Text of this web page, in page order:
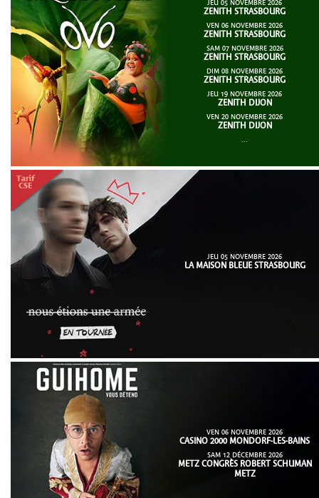
JEU 05 NOVEMBRE 2026
ZENITH STRASBOURG
VEN 06 NOVEMBRE 2026
ZENITH STRASBOURG
SAM 07 NOVEMBRE 2026
ZENITH STRASBOURG
DIM 08 NOVEMBRE 2026
ZENITH STRASBOURG
JEU 19 NOVEMBRE 2026
ZENITH DIJON
VEN 20 NOVEMBRE 2026
ZENITH DIJON
...
JEU 05 NOVEMBRE 2026
LA MAISON BLEUE STRASBOURG
VEN 06 NOVEMBRE 2026
CASINO 2000 MONDORF-LES-BAINS
SAM 12 DÉCEMBRE 2026
METZ CONGRÈS ROBERT SCHUMAN
METZ